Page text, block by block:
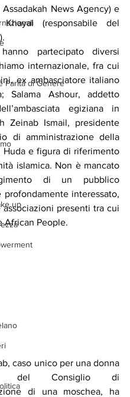
Parità di Genere
up
News Agency) e
(responsabile del
hanno partecipato diversi
internazionale, fra cui
ex ambasciatore italiano
Salama Ashour, addetto
egiziana in
Zeinab Ismail, presidente
di amministrazione della
Huda e figura di riferimento
islamica. Non è mancato
di un pubblico
profondamente interessato,
presenti tra cui
African People.
caso unico per una donna
del Consiglio di
di una moschea, ha